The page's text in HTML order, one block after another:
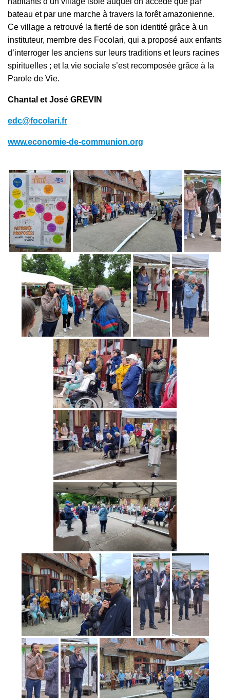
bateau et par une marche à travers la forêt amazonienne.
Ce village a retrouvé la fierté de son identité grâce à un
instituteur, membre des Focolari, qui a proposé aux enfants
d’interroger les anciens sur leurs traditions et leurs racines
spirituelles ; et la vie sociale s’est recomposée grâce à la
Parole de Vie.
Chantal et José GREVIN
edc@focolari.fr
www.economie-de-communion.org